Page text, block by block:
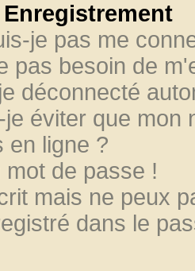
je pas me
pas besoin de
déconnecté
éviter que mon
en ligne ?
de passe !
mais ne peux
dans le